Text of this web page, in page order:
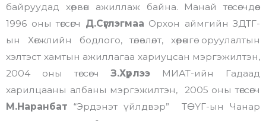
байруудад хөрвөн ажиллаж байна. Манай төгсөгчдөөс
1996 оны төгсөгч Д.Сүглэгмаа Орхон аймгийн ЗДТГ-
ын Хөгжлийн бодлого, төлөвлөлт, хөрөнгө оруулалтын
хэлтэст хамтын ажиллагаа хариуцсан мэргэжилтэн,
2004 оны төгсөгчЗ.Хүрлээ МИАТ-ийн Гадаад
харилцааны албаны мэргэжилтэн, 2005 оны төгсөгч
М.Наранбат “Эрдэнэт үйлдвэр” ТӨҮГ-ын Чанар